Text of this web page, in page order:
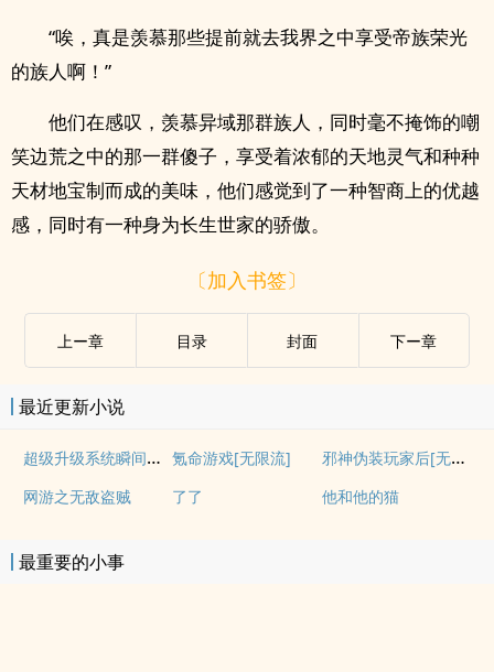
“唉，真是羡慕那些提前就去我界之中享受帝族荣光
的族人啊！”
他们在感叹，羡慕异域那群族人，同时毫不掩饰的嘲
笑边荒之中的那一群傻子，享受着浓郁的天地灵气和种种
天材地宝制而成的美味，他们感觉到了一种智商上的优越
感，同时有一种身为长生世家的骄傲。
〔加入书签〕
上ー章 目录 封面 下ー章
最近更新小说
超级升级系统瞬间百倍暴击 氪命游戏[无限流] 邪神伪装玩家后[无限]
网游之无敌盗贼 了了 他和他的猫
最重要的小事